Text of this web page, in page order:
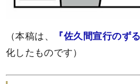
（本稿は、 『佐久間宣行のず
化したものです）